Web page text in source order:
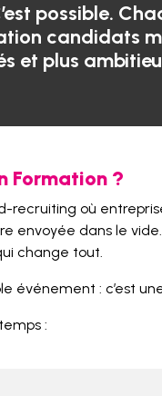
possible.
candidats
et plus
Formation ?
recruiting où
dans le
change tout.
événement : c’est
: